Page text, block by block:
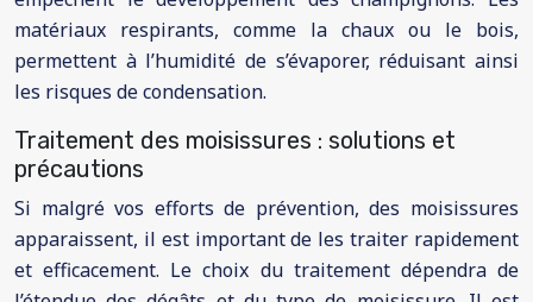
matériaux respirants, comme la chaux ou le bois,
permettent à l’humidité de s’évaporer, réduisant ainsi
les risques de condensation.
Traitement des moisissures : solutions et
précautions
Si malgré vos efforts de prévention, des moisissures
apparaissent, il est important de les traiter rapidement
et efficacement. Le choix du traitement dépendra de